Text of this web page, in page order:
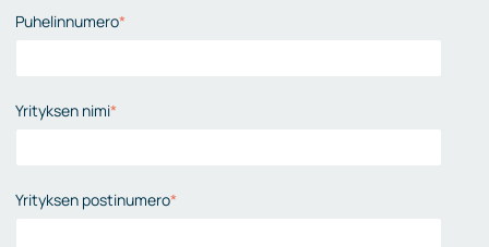
Puhelinnumero*
Yrityksen nimi*
Yrityksen postinumero*